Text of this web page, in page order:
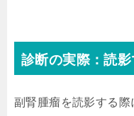
診断の実際：読
副腎腫瘤を読影する際